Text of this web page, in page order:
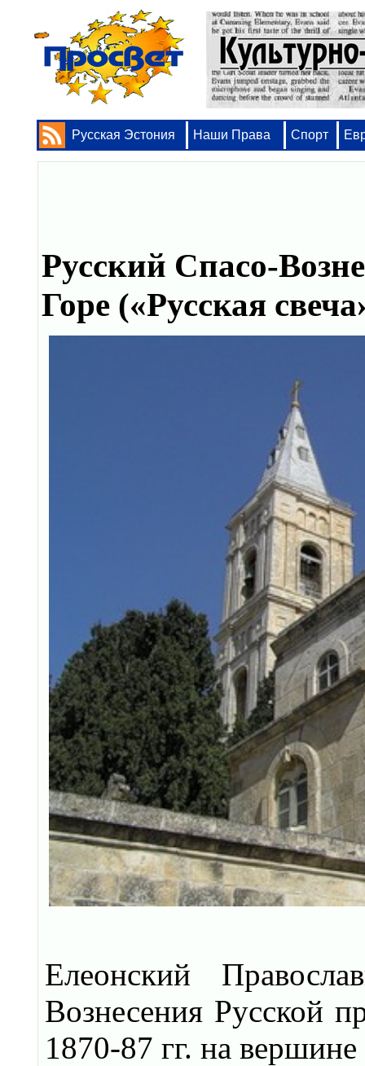
Русская Эстония Наши Права Спорт
Русский Спасо-
Горе («Русская
Елеонский
Вознесения Русской
1870-87 гг. на